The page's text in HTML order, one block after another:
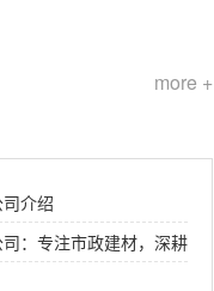
more +
介绍​
：专注市政建材，深耕